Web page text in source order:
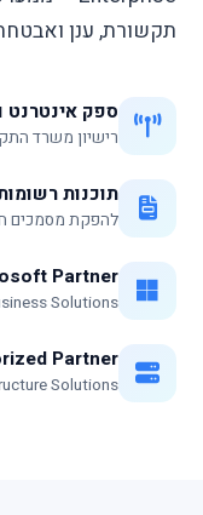
תקשורת, ענן
ספק אינטרנט
רישיון משרד
תוכנות
להפקת מסמכים
Partner
Solutions
Partner
Solutions